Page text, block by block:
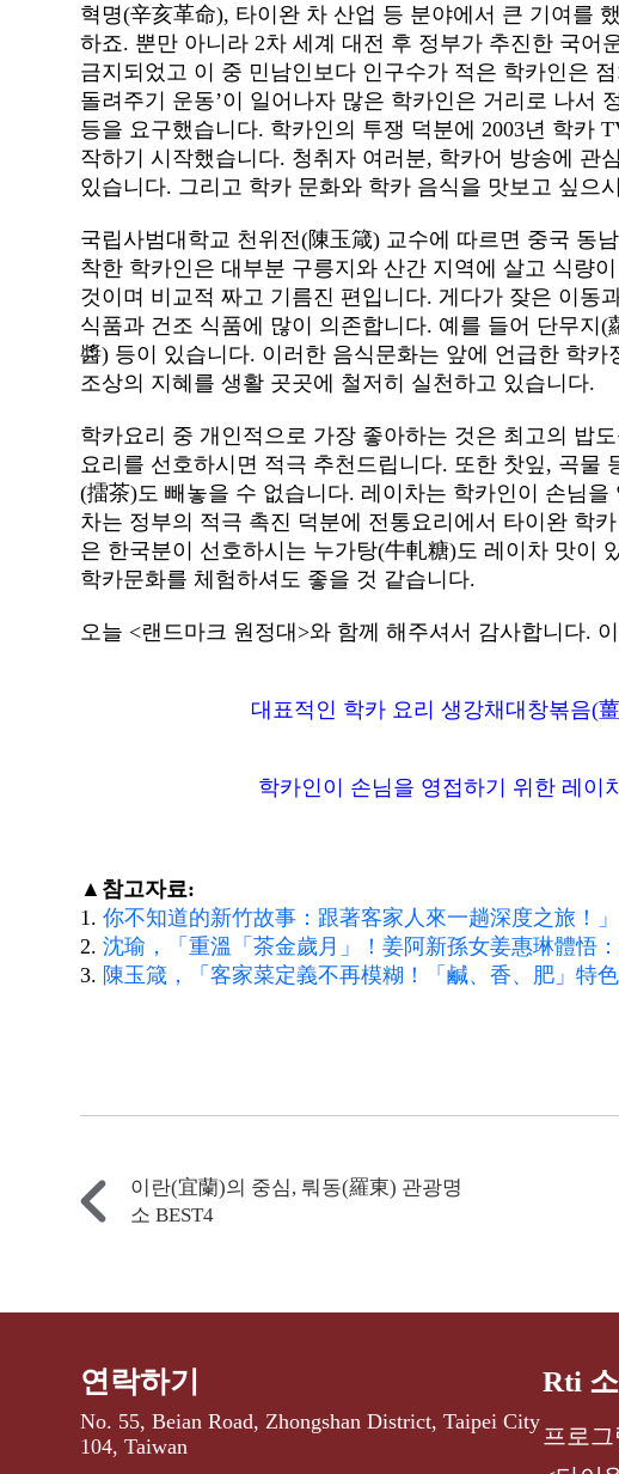
혁명(辛亥革命), 타이완 차 산업 등 분야에서 큰 기여를
하죠. 뿐만 아니라 2차 세계 대전 후 정부가 추진한 국어
금지되었고 이 중 민남인보다 인구수가 적은 학카인은
돌려주기 운동’이 일어나자 많은 학카인은 거리로 나서
등을 요구했습니다. 학카인의 투쟁 덕분에 2003년 학카
작하기 시작했습니다. 청취자 여러분, 학카어 방송에 관
있습니다. 그리고 학카 문화와 학카 음식을 맛보고 싶으
국립사범대학교 천위전(陳玉箴) 교수에 따르면 중국 동
착한 학카인은 대부분 구릉지와 산간 지역에 살고 식량
것이며 비교적 짜고 기름진 편입니다. 게다가 잦은 이동
식품과 건조 식품에 많이 의존합니다. 예를 들어 단무지
醬) 등이 있습니다. 이러한 음식문화는 앞에 언급한 학
조상의 지혜를 생활 곳곳에 철저히 실천하고 있습니다.
학카요리 중 개인적으로 가장 좋아하는 것은 최고의 밥
요리를 선호하시면 적극 추천드립니다. 또한 찻잎, 곡물
(擂茶)도 빼놓을 수 없습니다. 레이차는 학카인이 손님
차는 정부의 적극 촉진 덕분에 전통요리에서 타이완 학
은 한국분이 선호하시는 누가탕(牛軋糖)도 레이차 맛이
학카문화를 체험하셔도 좋을 것 같습니다.
오늘 <랜드마크 원정대>와 함께 해주셔서 감사합니다.
대표적인 학카 요리 생강채대창볶음(
학카인이 손님을 영접하기 위한 레이
▲참고자료:
1.你不知道的新竹故事：跟著客家人來一趟深度之旅！」
2.沈瑜，「重溫「茶金歲月」！姜阿新孫女姜惠琳體悟
3. 陳玉箴，「客家菜定義不再模糊！「鹹、香、肥」特
이란(宜蘭)의 중심, 뤄동(羅東) 관광명
소 BEST4
연락하기
No. 55, Beian Road, Zhongshan District, Taipei City
104, Taiwan
Rti
프로